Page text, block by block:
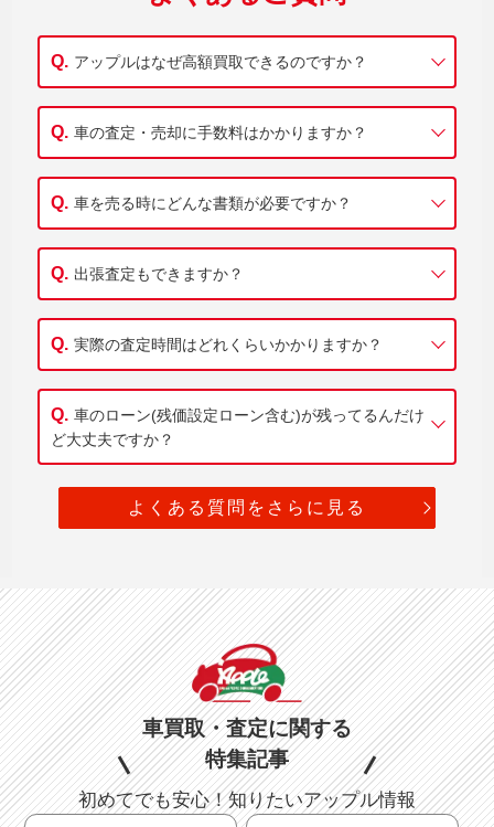
アップルはなぜ高額買取できるのですか？
車の査定・売却に手数料はかかりますか？
車を売る時にどんな書類が必要ですか？
出張査定もできますか？
実際の査定時間はどれくらいかかりますか？
車のローン(残価設定ローン含む)が残ってるんだけ
ど大丈夫ですか？
よくある質問をさらに見る
車買取・査定に関する
特集記事
初めてでも安心！知りたいアップル情報